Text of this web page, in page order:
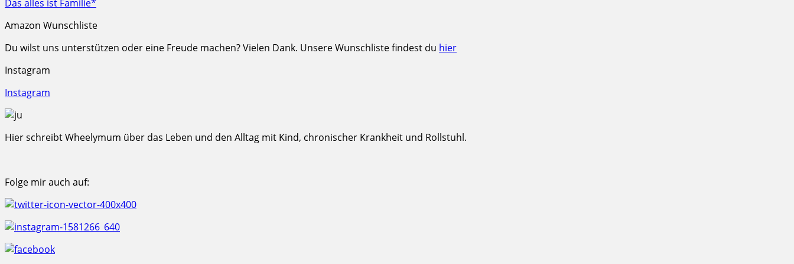
Das alles ist Familie*
Amazon Wunschliste
Du wilst uns unterstützen oder eine Freude machen? Vielen Dank. Unsere Wunschliste findest du hier
Instagram
Instagram
Hier schreibt Wheelymum über das Leben und den Alltag mit Kind, chronischer Krankheit und Rollstuhl.
Folge mir auch auf: